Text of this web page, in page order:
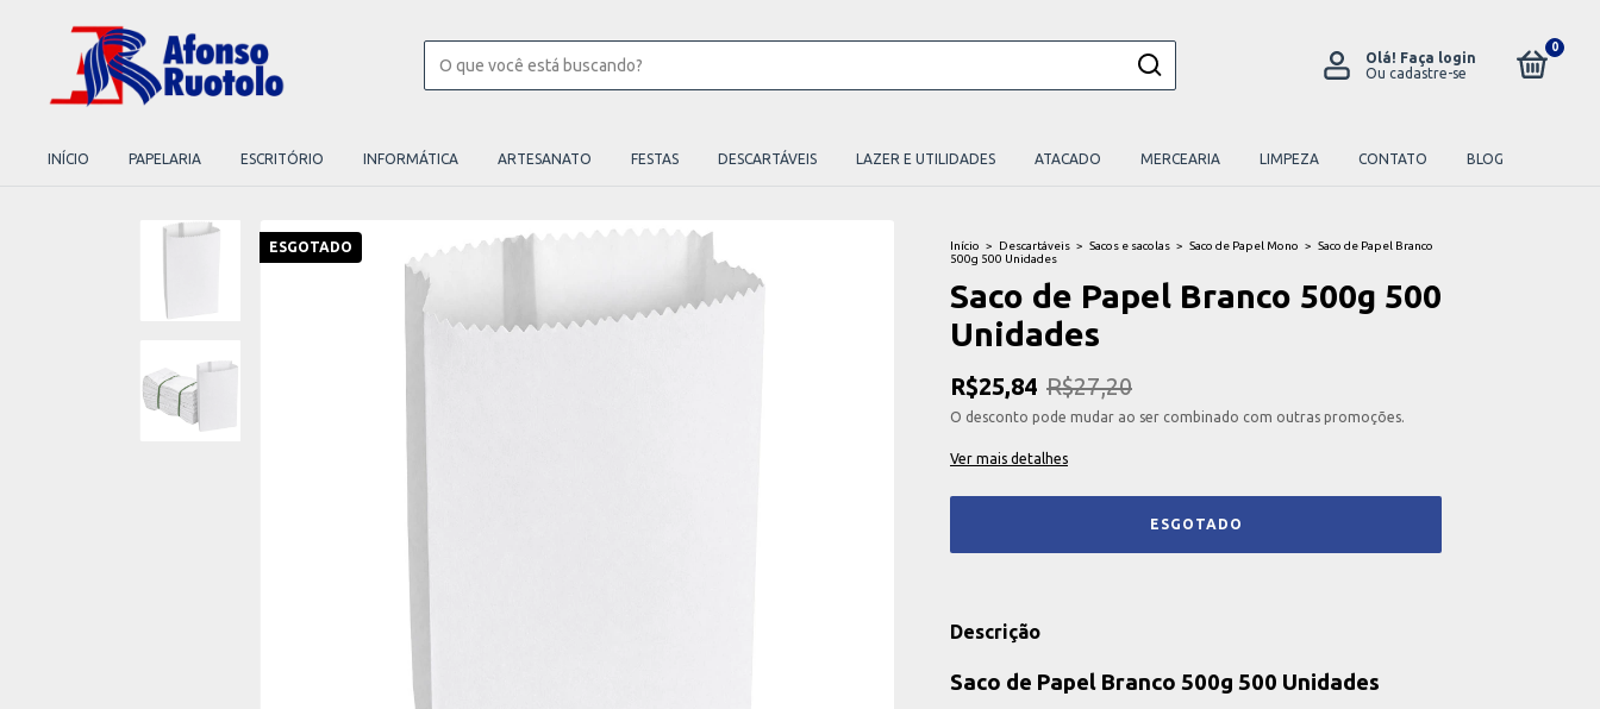
Olá! Faça login
Ou cadastre-se
0
INÍCIO PAPELARIA ESCRITÓRIO INFORMÁTICA ARTESANATO FESTAS DESCARTÁVEIS LAZER E UTILIDADES ATACADO MERCEARIA LIMPEZA CONTATO BLOG
ESGOTADO Início > Descartáveis > Sacos e sacolas > Saco de Papel Mono > Saco de Papel Branco
500g 500 Unidades
Saco de Papel Branco 500g 500
Unidades
R$25,84 R$27,20
O desconto pode mudar ao ser combinado com outras promoções.
Ver mais detalhes
Descrição
Saco de Papel Branco 500g 500 Unidades